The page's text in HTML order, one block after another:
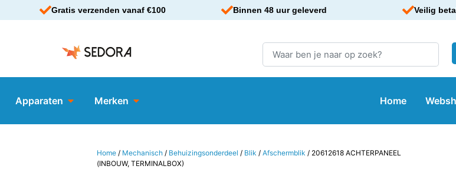
Gratis verzenden vanaf €100 Binnen 48 uur geleverd Veilig
Apparaten Merken Home
Home / Mechanisch / Behuizingsonderdeel / Blik /Afschermblik / 20612618 ACHTERPANEEL
(INBOUW, TERMINALBOX)